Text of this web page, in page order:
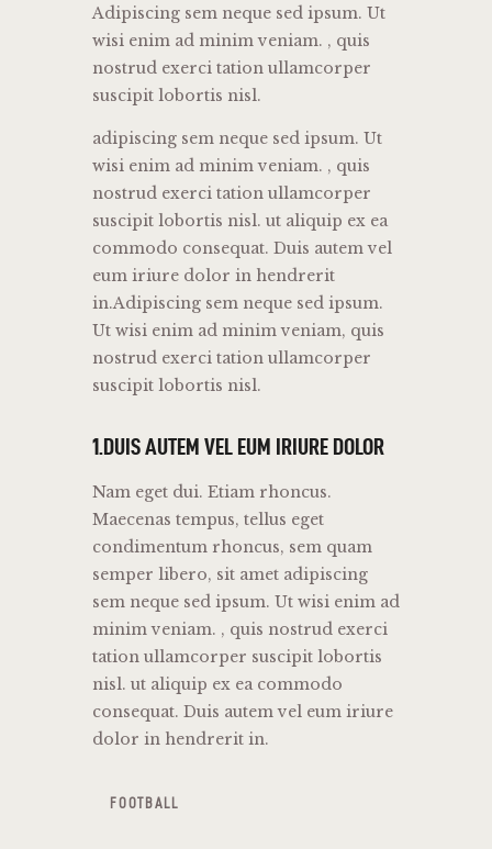
Adipiscing sem neque sed ipsum. Ut
wisi enim ad minim veniam. , quis
nostrud exerci tation ullamcorper
suscipit lobortis nisl.
adipiscing sem neque sed ipsum. Ut
wisi enim ad minim veniam. , quis
nostrud exerci tation ullamcorper
suscipit lobortis nisl. ut aliquip ex ea
commodo consequat. Duis autem vel
eum iriure dolor in hendrerit
in.Adipiscing sem neque sed ipsum.
Ut wisi enim ad minim veniam, quis
nostrud exerci tation ullamcorper
suscipit lobortis nisl.
1.DUIS AUTEM VEL EUM IRIURE DOLOR
Nam eget dui. Etiam rhoncus.
Maecenas tempus, tellus eget
condimentum rhoncus, sem quam
semper libero, sit amet adipiscing
sem neque sed ipsum. Ut wisi enim ad
minim veniam. , quis nostrud exerci
tation ullamcorper suscipit lobortis
nisl. ut aliquip ex ea commodo
consequat. Duis autem vel eum iriure
dolor in hendrerit in.
FOOTBALL